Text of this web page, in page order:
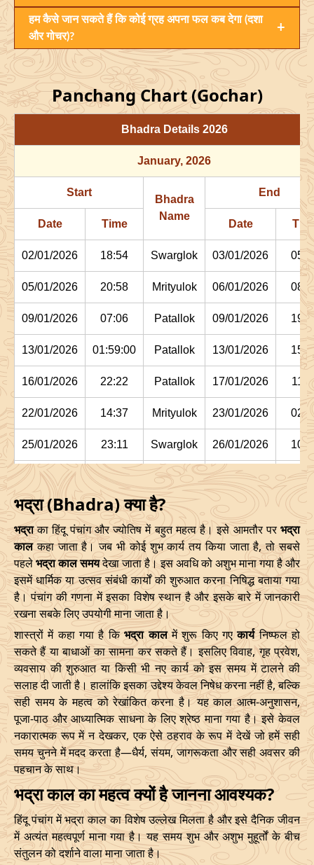
हम कैसे जान सकते हैं कि कोई ग्रह अपना फल कब देगा (दशा
और गोचर)?
+
Panchang Chart (Gochar)
Bhadra Details2026
January, 2026
Start
Bhadra
Name
End
Date Time Date
02/01/2026 18:54 Swarglok 03/01/2026
05/01/2026 20:58 Mrityulok 06/01/2026
09/01/2026 07:06 Patallok 09/01/2026
13/01/2026 01:59:00 Patallok 13/01/2026
16/01/2026 22:22 Patallok 17/01/2026
22/01/2026 14:37 Mrityulok 23/01/2026
25/01/2026 23:11 Swarglok 26/01/2026
29/01/2026 03:15:00 Swarglok 29/01/2026
February, 2026
Start
Bhadra
Name
End
Date Time Date
01/02/2026 05:42 Mrityulok 01/02/2026
04/02/2026 12:24 Mrityulok 05/02/2026
08/02/2026 02:55:00 Patallok 08/02/2026
11/02/2026 23:10 Swarglok 12/02/2026
15/02/2026 17:04 Patallok 16/02/2026
21/02/2026 01:49:00 Mrityulok 21/02/2026
24/02/2026 07:02 Swarglok 24/02/2026
27/02/2026 11:32 Swarglok 27/02/2026
March, 2026
भद्रा (Bhadra) क्या है?
भद्राका हिंदू पंचांग और ज्योतिष में बहुत महत्व है। इसे आमतौर परभद्रा
कालकहा जाता है। जब भी कोई शुभ कार्य तय किया जाता है, तो सबसे
पहलेभद्रा काल समयदेखा जाता है। इस अवधि को अशुभ माना गया है और
इसमें धार्मिक या उत्सव संबंधी कार्यों की शुरुआत करना निषिद्ध बताया गया
है। पंचांग की गणना में इसका विशेष स्थान है और इसके बारे में जानकारी
रखना सबके लिए उपयोगी माना जाता है।
शास्त्रों में कहा गया है किभद्रा कालमें शुरू किए गएकार्यनिष्फल हो
सकते हैं या बाधाओं का सामना कर सकते हैं। इसलिए विवाह, गृह प्रवेश,
व्यवसाय की शुरुआत या किसी भी नए कार्य को इस समय में टालने की
सलाह दी जाती है। हालांकि इसका उद्देश्य केवल निषेध करना नहीं है, बल्कि
सही समय के महत्व को रेखांकित करना है। यह काल आत्म-अनुशासन,
पूजा-पाठ और आध्यात्मिक साधना के लिए श्रेष्ठ माना गया है। इसे केवल
नकारात्मक रूप में न देखकर, एक ऐसे ठहराव के रूप में देखें जो हमें सही
समय चुनने में मदद करता है—धैर्य, संयम, जागरूकता और सही अवसर की
पहचान के साथ।
भद्रा काल का महत्व क्यों है जानना आवश्यक?
हिंदू पंचांग में भद्रा काल का विशेष उल्लेख मिलता है और इसे दैनिक जीवन
में अत्यंत महत्वपूर्ण माना गया है। यह समय शुभ और अशुभ मुहूर्तों के बीच
संतुलन को दर्शाने वाला माना जाता है।